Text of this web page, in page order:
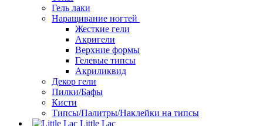
Гель лаки
Наращивание ногтей
Жесткие гели
Акригели
Верхние формы
Гелевые типсы
Акриликвид
Декор гели
Пилки/Бафы
Кисти
Типсы/Палитры/Наклейки на типсы
Little Lac